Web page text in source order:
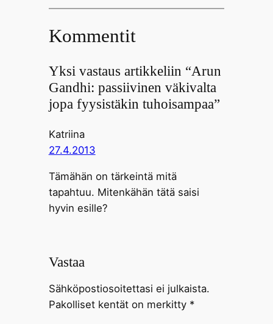
Kommentit
Yksi vastaus artikkeliin “Arun
Gandhi: passiivinen väkivalta
jopa fyysistäkin tuhoisampaa”
Katriina
27.4.2013
Tämähän on tärkeintä mitä
tapahtuu. Mitenkähän tätä saisi
hyvin esille?
Vastaa
Sähköpostiosoitettasi ei julkaista.
Pakolliset kentät on merkitty *